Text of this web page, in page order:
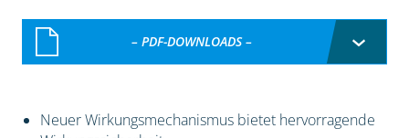
– PDF-DOWNLOADS –
Neuer Wirkungsmechanismus bietet hervorragende